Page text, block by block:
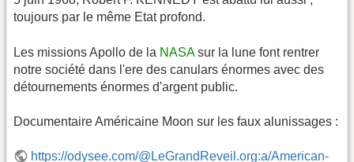
toujours par le même Etat profond.
Les missions Apollo de la NASAsur la lune font rentrer
notre société dans l'ere des canulars énormes avec des
détournements énormes d'argent public.
Documentaire Américaine Moon sur les faux alunissages :
https://odysee.com/@LeGrandReveil.org:a/American-